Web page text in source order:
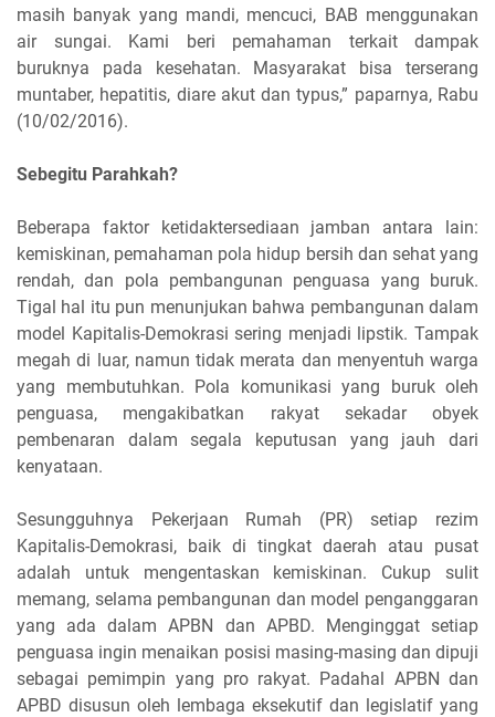
masih banyak yang mandi, mencuci, BAB menggunakan
air sungai. Kami beri pemahaman terkait dampak
buruknya pada kesehatan. Masyarakat bisa terserang
muntaber, hepatitis, diare akut dan typus,” paparnya, Rabu
(10/02/2016).
Sebegitu Parahkah?
Beberapa faktor ketidaktersediaan jamban antara lain:
kemiskinan, pemahaman pola hidup bersih dan sehat yang
rendah, dan pola pembangunan penguasa yang buruk.
Tigal hal itu pun menunjukan bahwa pembangunan dalam
model Kapitalis-Demokrasi sering menjadi lipstik. Tampak
megah di luar, namun tidak merata dan menyentuh warga
yang membutuhkan. Pola komunikasi yang buruk oleh
penguasa, mengakibatkan rakyat sekadar obyek
pembenaran dalam segala keputusan yang jauh dari
kenyataan.
Sesungguhnya Pekerjaan Rumah (PR) setiap rezim
Kapitalis-Demokrasi, baik di tingkat daerah atau pusat
adalah untuk mengentaskan kemiskinan. Cukup sulit
memang, selama pembangunan dan model penganggaran
yang ada dalam APBN dan APBD. Menginggat setiap
penguasa ingin menaikan posisi masing-masing dan dipuji
sebagai pemimpin yang pro rakyat. Padahal APBN dan
APBD disusun oleh lembaga eksekutif dan legislatif yang